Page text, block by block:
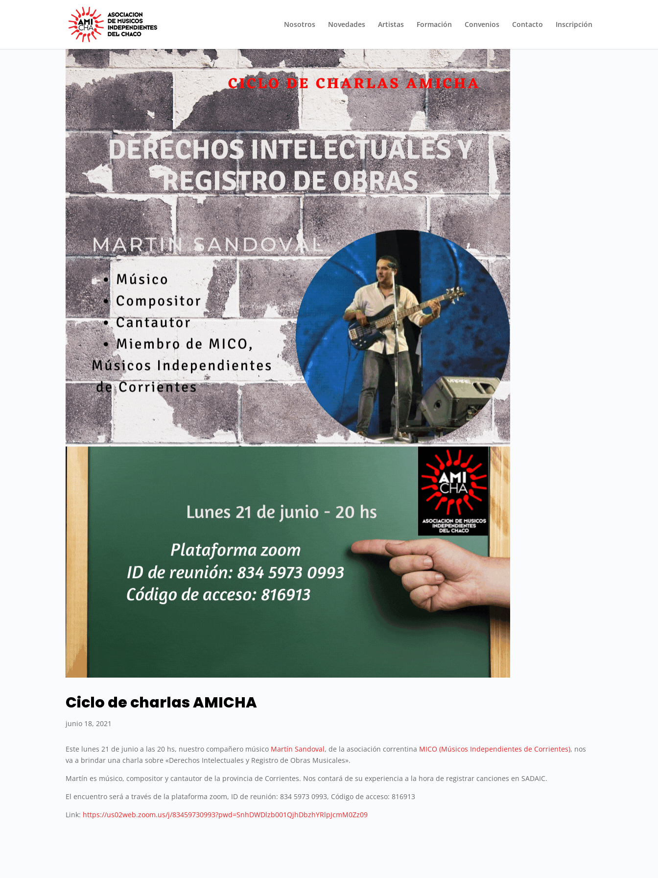
Nosotros Novedades Artistas Formación Convenios Contacto Inscripción
Ciclo de charlas AMICHA
junio 18, 2021
Este lunes 21 de junio a las 20 hs, nuestro compañero músico Martín Sandoval, de la asociación correntina MICO (Músicos Independientes de Corrientes), nos
va a brindar una charla sobre «Derechos Intelectuales y Registro de Obras Musicales».
Martín es músico, compositor y cantautor de la provincia de Corrientes. Nos contará de su experiencia a la hora de registrar canciones en SADAIC.
El encuentro será a través de la plataforma zoom, ID de reunión: 834 5973 0993, Código de acceso: 816913
Link: https://us02web.zoom.us/j/83459730993?pwd=SnhDWDlzb001QjhDbzhYRlpJcmM0Zz09